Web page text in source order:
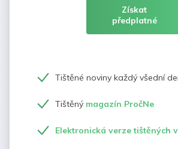
Získat
předplatné
Tištěné noviny každý všední
Tištěný magazín PročNe
Elektronická verze tištěných